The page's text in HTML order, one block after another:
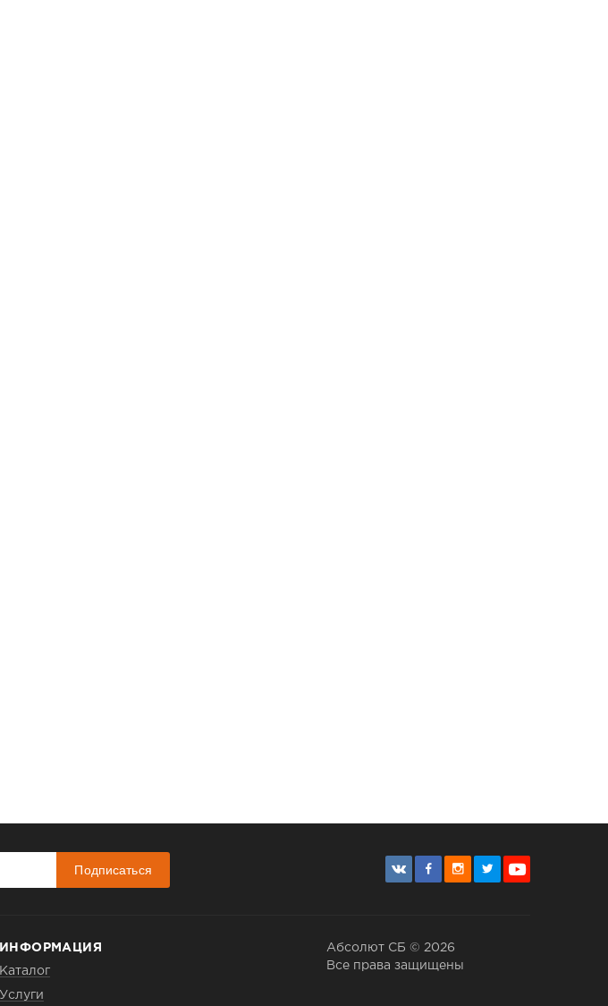
Подписаться
ИНФОРМАЦИЯ
Каталог
Услуги
Абсолют СБ © 2026
Все права защищены